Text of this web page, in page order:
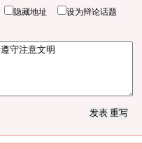
隐藏地址 设为辩论话题